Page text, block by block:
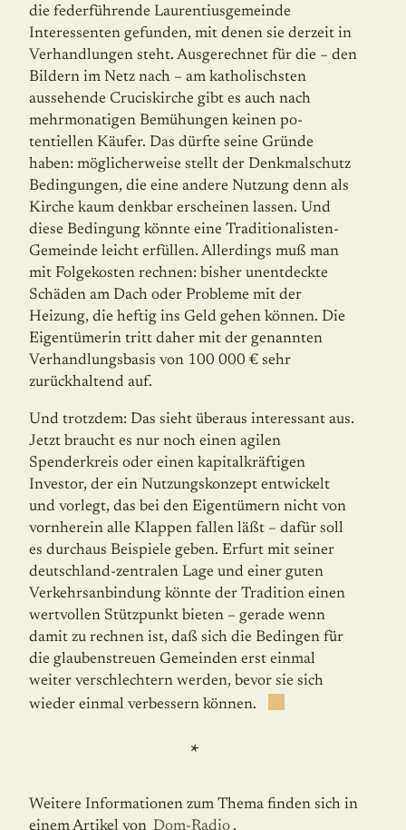
die federführende Laurentiusgemeinde
Interessenten gefunden, mit denen sie derzeit in
Ver­handlungen steht. Ausgerechnet für die – den
Bildern im Netz nach – am katholisch­sten
aussehende Cruciskirche gibt es auch nach
mehrmonatigen Bemühungen keinen po­
tentiellen Käufer. Das dürfte seine Gründe
haben: möglicherweise stellt der Denkmal­schutz
Bedingungen, die eine andere Nutzung denn als
Kirche kaum denkbar erschei­nen lassen. Und
diese Bedingung könnte eine Traditionalisten-
Gemeinde leicht erfüllen. Al­lerdings muß man
mit Folgekosten rechnen: bisher unentdeckte
Schäden am Dach oder Probleme mit der
Heizung, die heftig ins Geld gehen können. Die
Eigentümerin tritt daher mit der genannten
Verhandlungsbasis von 100 000 € sehr
zurückhaltend auf.
Und trotzdem: Das sieht überaus interessant aus.
Jetzt braucht es nur noch einen agilen
Spenderkreis oder einen kapitalkräftigen
Investor, der ein Nutzungskonzept entwickelt
und vorlegt, das bei den Eigentümern nicht von
vorn­herein alle Klappen fallen läßt – dafür soll
es durchaus Beispiele geben. Erfurt mit seiner
deutschland-zentralen Lage und einer guten
Verkehrsanbindung könnte der Tradi­tion einen
wertvollen Stützpunkt bieten – gerade wenn
damit zu rechnen ist, daß sich die Bedingen für
die glaubenstreuen Ge­mein­den erst einmal
weiter verschlechtern wer­den, bevor sie sich
wieder einmal verbes­sern können.
*
Weitere Informationen zum Thema finden sich in
einem Artikel von Dom-Radio .